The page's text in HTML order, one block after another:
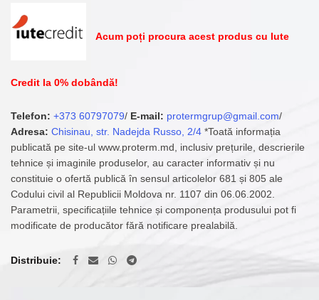
Acum poți procura acest produs cu Iute
Credit la 0% dobândă!
Telefon: +373 60797079/ E-mail: protermgrup@gmail.com/
Adresa: Chisinau, str. Nadejda Russo, 2/4 *Toată informația
publicată pe site-ul www.proterm.md, inclusiv prețurile, descrierile
tehnice și imaginile produselor, au caracter informativ și nu
constituie o ofertă publică în sensul articolelor 681 și 805 ale
Codului civil al Republicii Moldova nr. 1107 din 06.06.2002.
Parametrii, specificațiile tehnice și componența produsului pot fi
modificate de producător fără notificare prealabilă.
Distribuie